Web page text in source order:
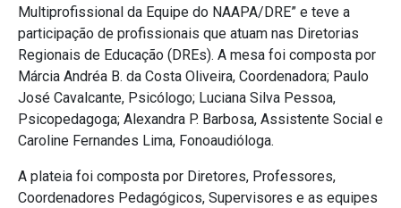
Multiprofissional da Equipe do NAAPA/DRE” e teve a
participação de profissionais que atuam nas Diretorias
Regionais de Educação (DREs). A mesa foi composta por
Márcia Andréa B. da Costa Oliveira, Coordenadora; Paulo
José Cavalcante, Psicólogo; Luciana Silva Pessoa,
Psicopedagoga; Alexandra P. Barbosa, Assistente Social e
Caroline Fernandes Lima, Fonoaudióloga.
A plateia foi composta por Diretores, Professores,
Coordenadores Pedagógicos, Supervisores e as equipes